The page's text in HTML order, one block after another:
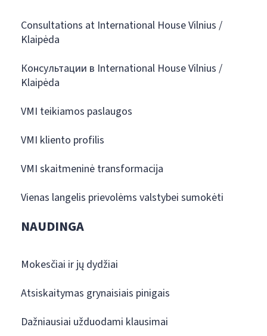
Consultations at International House Vilnius /
Klaipėda
Консультации в International House Vilnius /
Klaipėda
VMI teikiamos paslaugos
VMI kliento profilis
VMI skaitmeninė transformacija
Vienas langelis prievolėms valstybei sumokėti
NAUDINGA
Mokesčiai ir jų dydžiai
Atsiskaitymas grynaisiais pinigais
Dažniausiai užduodami klausimai